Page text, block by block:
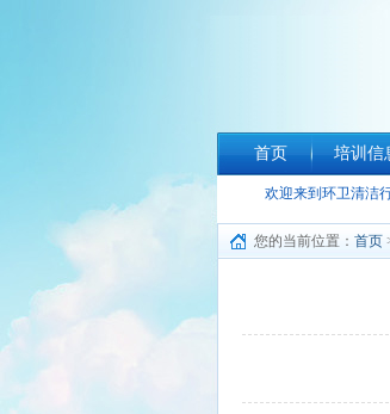
首页 培训信
欢迎来到环卫清洁
您的当前位置： 首页